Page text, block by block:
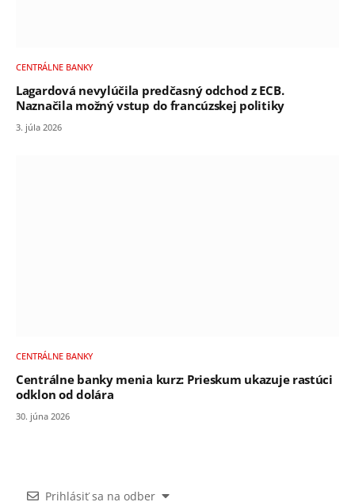
CENTRÁLNE BANKY
Lagardová nevylúčila predčasný odchod z ECB.
Naznačila možný vstup do francúzskej politiky
3. júla 2026
CENTRÁLNE BANKY
Centrálne banky menia kurz: Prieskum ukazuje rastúci
odklon od dolára
30. júna 2026
Prihlásiť sa na odber